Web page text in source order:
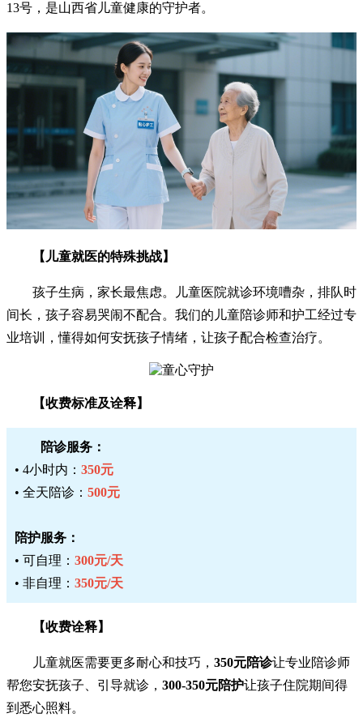
13号，是山西省儿童健康的守护者。
【儿童就医的特殊挑战】
孩子生病，家长最焦虑。儿童医院就诊环境嘈杂，排队时
间长，孩子容易哭闹不配合。我们的儿童陪诊师和护工经过专
业培训，懂得如何安抚孩子情绪，让孩子配合检查治疗。
【收费标准及诠释】
陪诊服务：
• 4小时内： 350元
• 全天陪诊： 500元
陪护服务：
• 可自理： 300元/天
• 非自理： 350元/天
【收费诠释】
儿童就医需要更多耐心和技巧， 350元陪诊让专业陪诊师
帮您安抚孩子、引导就诊， 300-350元陪护让孩子住院期间得
到悉心照料。